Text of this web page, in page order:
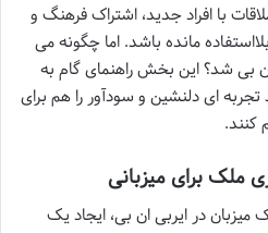
با افراد جدید، اشتراک فرهنگ و
مانده باشد. اما چگونه می
بی شد؟ این بخش راهنمای گام به
تجربه ای دلنشین و سودآور را هم برای
کنند.
در ایربی ان بی، ایجاد یک